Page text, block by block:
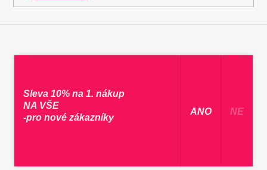
Sleva 10% na 1. nákup
NA VŠE
-pro nové zákazníky
​ ANO ​ NE